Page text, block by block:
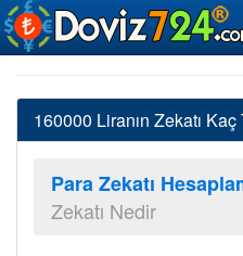
160000 Liranın Zekatı
Para Zekatı
Zekatı Nedir